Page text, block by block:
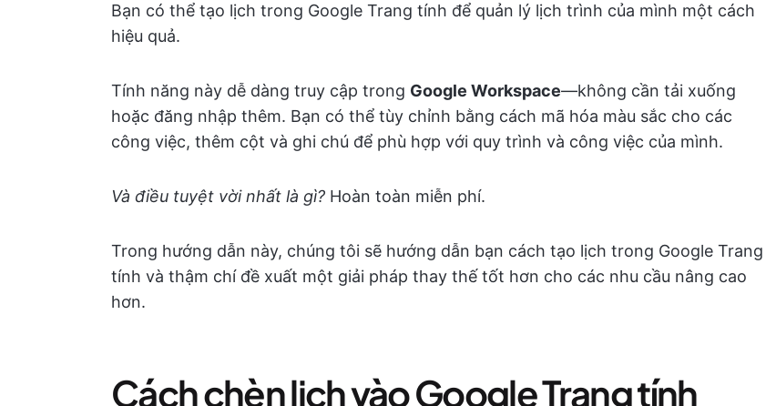
Bạn có thể tạo lịch trong Google Trang tính để quản lý lịch trình của mình một cách
hiệu quả.
Tính năng này dễ dàng truy cập trong Google Workspace—không cần tải xuống
hoặc đăng nhập thêm. Bạn có thể tùy chỉnh bằng cách mã hóa màu sắc cho các
công việc, thêm cột và ghi chú để phù hợp với quy trình và công việc của mình.
Và điều tuyệt vời nhất là gì? Hoàn toàn miễn phí.
Trong hướng dẫn này, chúng tôi sẽ hướng dẫn bạn cách tạo lịch trong Google Trang
tính và thậm chí đề xuất một giải pháp thay thế tốt hơn cho các nhu cầu nâng cao
hơn.
Cách chèn lịch vào Google Trang tính